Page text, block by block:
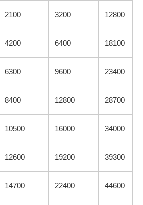
2100 3200 12800
4200 6400 18100
6300 9600 23400
8400 12800 28700
10500 16000 34000
12600 19200 39300
14700 22400 44600